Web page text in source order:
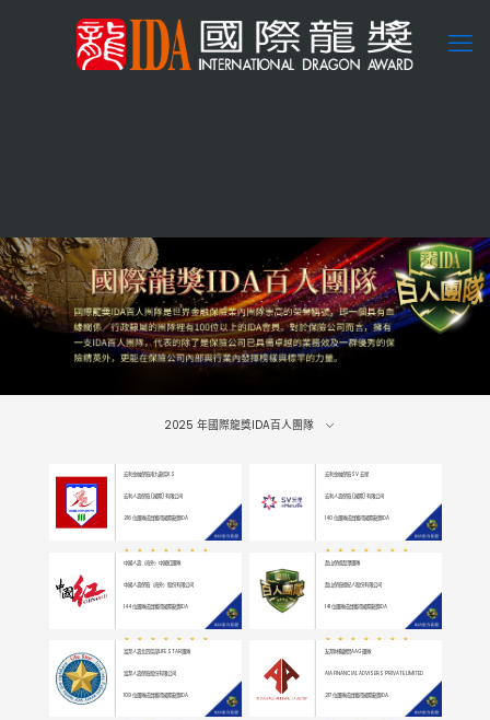
2025 年國際龍獎IDA百人團隊
宏利金融保險南九龍區KS
宏利人壽保險 (國際) 有限公司
216位團隊成員獲得國際龍獎IDA
宏利金融保險SV 宏星
宏利人壽保險 (國際) 有限公司
140 位團隊成員獲得國際龍獎IDA
中國人壽（海外）中國紅團隊
中國人壽保險（海外）股份有限公司
144位團隊成員獲得國際龍獎IDA
磊山保經磊眾團隊
磊山保險經紀人股份有限公司
141 位團隊成員獲得國際龍獎IDA
富邦人壽北四區部LIFE STAR團隊
富邦人壽保險股份有限公司
109位團隊成員獲得國際龍獎IDA
友邦財務顧問AAG團隊
AIA FINANCIAL ADVISERS PRIVATE LIMITED
217 位團隊成員獲得國際龍獎IDA